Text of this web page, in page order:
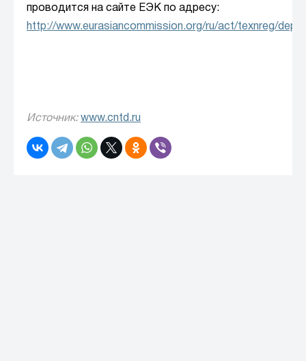
проводится на сайте ЕЭК по адресу:
http://www.eurasiancommission.org/ru/act/texnreg/
Источник: www.cntd.ru